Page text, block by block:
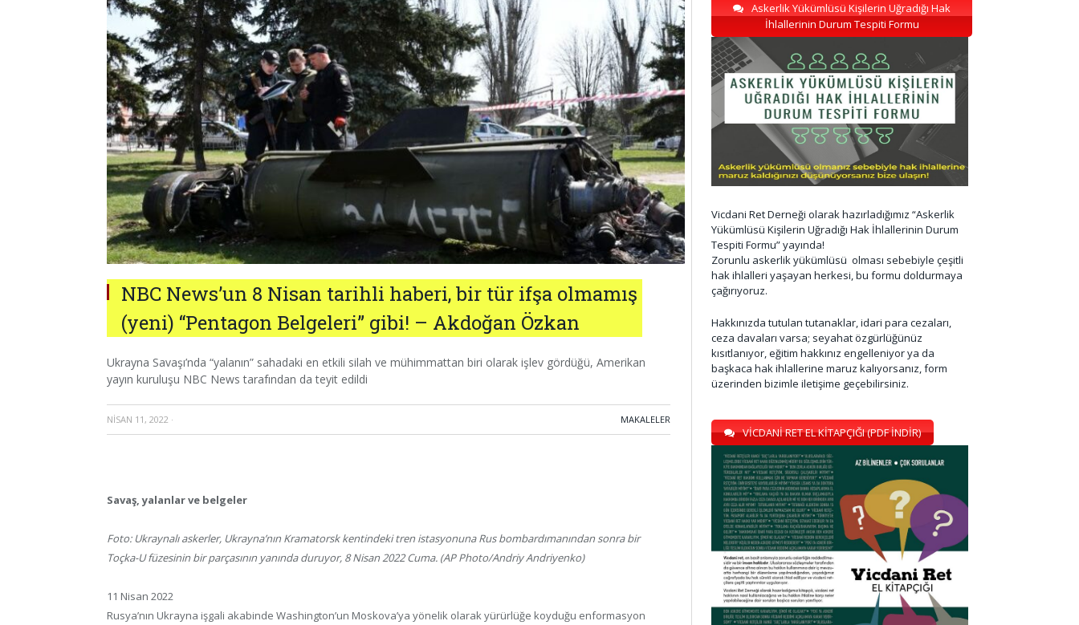
NBC News’un 8 Nisan tarihli haberi, bir tür ifşa olmamış
(yeni) “Pentagon Belgeleri” gibi! – Akdoğan Özkan
Ukrayna Savaşı’nda “yalanın” sahadaki en etkili silah ve mühimmattan biri olarak işlev gördüğü, Amerikan
yayın kuruluşu NBC News tarafından da teyit edildi
NISAN 11, 2022 · MAKALELER
Savaş, yalanlar ve belgeler
Foto: Ukraynalı askerler, Ukrayna’nın Kramatorsk kentindeki tren istasyonuna Rus bombardımanından sonra bir
Toçka-U füzesinin bir parçasının yanında duruyor, 8 Nisan 2022 Cuma. (AP Photo/Andriy Andriyenko)
11 Nisan 2022
Rusya’nın Ukrayna işgali akabinde Washington’un Moskova’ya yönelik olarak yürürlüğe koyduğu enformasyon
Askerlik Yükümlüsü Kişilerin Uğradığı Hak
İhlallerinin Durum Tespiti Formu
Vicdani Ret Derneği olarak hazırladığımız “Askerlik
Yükümlüsü Kişilerin Uğradığı Hak İhlallerinin Durum
Tespiti Formu” yayında!
Zorunlu askerlik yükümlüsü olması sebebiyle çeşitli
hak ihlalleri yaşayan herkesi, bu formu doldurmaya
çağırıyoruz.
Hakkınızda tutulan tutanaklar, idari para cezaları,
ceza davaları varsa; seyahat özgürlüğünüz
kısıtlanıyor, eğitim hakkınız engelleniyor ya da
başkaca hak ihlallerine maruz kalıyorsanız, form
üzerinden bizimle iletişime geçebilirsiniz.
VİCDANİ RET EL KİTAPÇIĞI (PDF İNDİR)